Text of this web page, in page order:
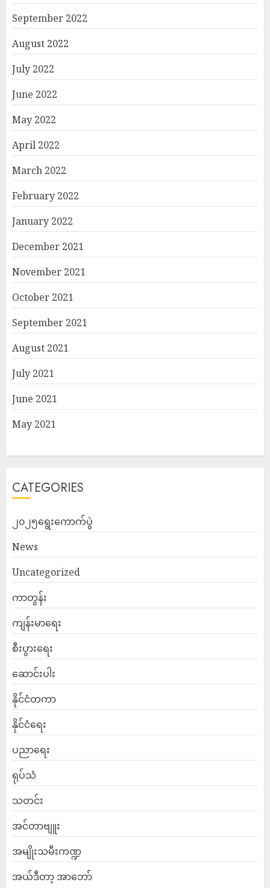
September 2022
August 2022
July 2022
June 2022
May 2022
April 2022
March 2022
February 2022
January 2022
December 2021
November 2021
October 2021
September 2021
August 2021
July 2021
June 2021
May 2021
CATEGORIES
၂၀၂၅ရွေးကောက်ပွဲ
News
Uncategorized
ကာတွန်း
ကျန်းမာရေး
စီးပွားရေး
ဆောင်းပါး
နိုင်ငံတကာ
နိုင်ငံရေး
ပညာရေး
ရုပ်သံ
သတင်း
အင်တာဗျူး
အမျိုးသမီးကဏ္ဍ
အယ်ဒီတာ့ အာဘော်